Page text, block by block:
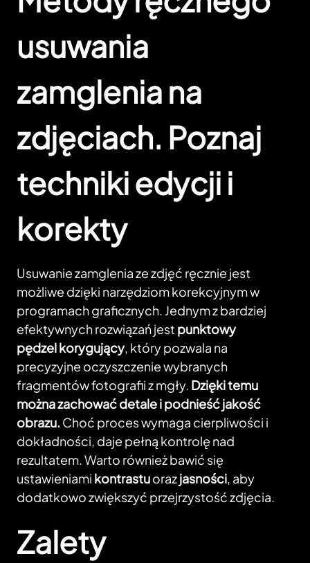
usuwania
zamglenia na
zdjęciach. Poznaj
techniki edycji i
korekty
Usuwanie zamglenia ze zdjęć ręcznie jest
możliwe dzięki narzędziom korekcyjnym w
programach graficznych. Jednym z bardziej
efektywnych rozwiązań jest punktowy
pędzel korygujący, który pozwala na
precyzyjne oczyszczenie wybranych
fragmentów fotografii z mgły. Dzięki temu
można zachować detale i podnieść jakość
obrazu. Choć proces wymaga cierpliwości i
dokładności, daje pełną kontrolę nad
rezultatem. Warto również bawić się
ustawieniami kontrastuorazjasności, aby
dodatkowo zwiększyć przejrzystość zdjęcia.
Zalety